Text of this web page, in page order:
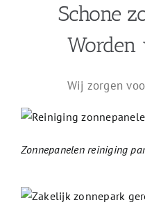
Schone
Worden
Wij zorgen
Zonnepanelen reiniging